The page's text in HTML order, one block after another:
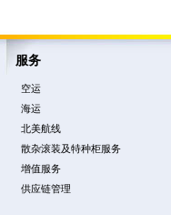
服务
空运
海运
北美航线
散杂滚装及特种柜服务
增值服务
供应链管理